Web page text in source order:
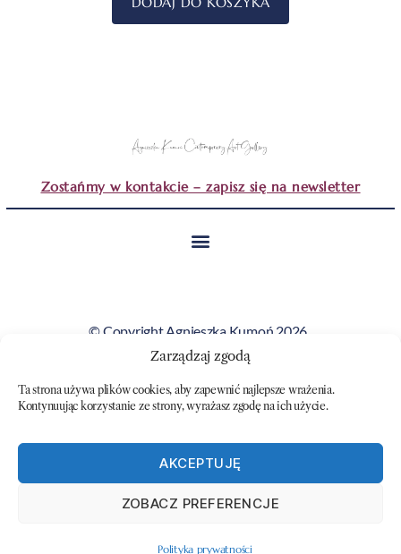
Zarządzaj zgodą
Ta strona używa plików cookies, aby zapewnić najlepsze wrażenia.
Kontynuując korzystanie ze strony, wyrażasz zgodę na ich użycie.
AKCEPTUJĘ
ZOBACZ PREFERENCJE
Polityka prywatności
Zostańmy w kontakcie – zapisz się na newsletter
© Copyright Agnieszka Kumoń 2026.
Wszystkie obrazy i teksty prezentowane na tej stronie
wykorzystywane bez jej zgody.